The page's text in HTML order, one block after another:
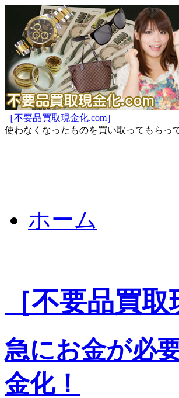
［不要品買取現金化.com］
使わなくなったものを買い取ってもらっ
ホーム
［不要品買
急にお金が必
金化！